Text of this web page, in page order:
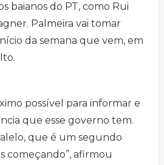
baianos do PT, como Rui
Palmeira vai tomar
da semana que vem, em
possível para informar e
que esse governo tem.
que é um segundo
começando”, afirmou